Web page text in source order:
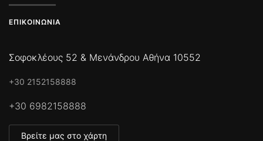
ΕΠΙΚΟΙΝΩΝΊΑ
Σοφοκλέους 52 & Μενάνδρου Αθήνα 10552
+30 2152158888
+30 6982158888
Βρείτε μας στο χάρτη